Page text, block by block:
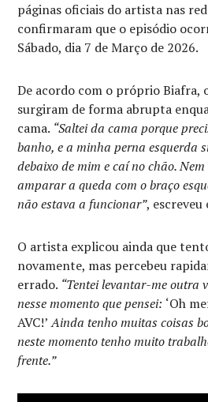
páginas oficiais do artista nas
confirmaram que o episódio
Sábado, dia 7 de Março de 2026.
De acordo com o próprio Biafra,
surgiram de forma abrupta
cama. “Saltei da cama porque
banho, e a minha perna esquerda
debaixo de mim e caí no chão.
amparar a queda com o braço
não estava a funcionar”, escreveu
O artista explicou ainda que
novamente, mas percebeu
errado. “Tentei levantar-me outra
nesse momento que pensei: ‘Oh
AVC!’Ainda tenho muitas coisas
neste momento tenho muito
frente.”